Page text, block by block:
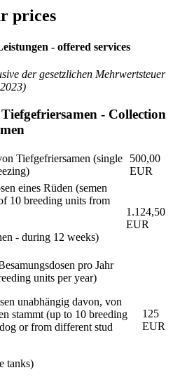
prices
- offered services
der gesetzlichen Mehrwertsteuer
- Collection
Tiefgefriersamen (single
500,00
EUR
eines Rüden (semen
10 breeding units from
- during 12 weeks)
1.124,50
EUR
pro Jahr
units per year)
unabhängig davon, von
stammt (up to 10 breeding
or from different stud
tanks)
125
EUR